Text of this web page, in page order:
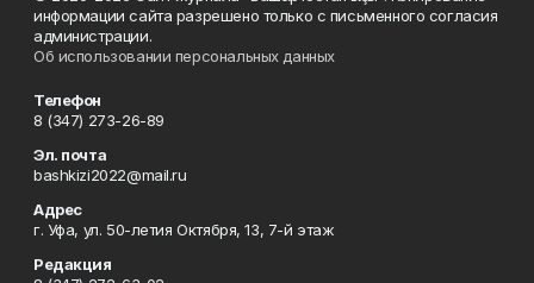
информации сайта разрешено только с письменного согласия
администрации.
Об использовании персональных данных
Телефон
8 (347) 273-26-89
Эл. почта
bashkizi2022@mail.ru
Адрес
г. Уфа, ул. 50-летия Октября, 13, 7-й этаж
Редакция